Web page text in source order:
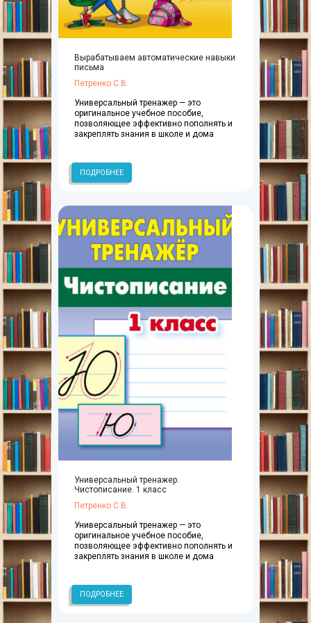
Вырабатываем автоматические навыки
письма
Петренко С.В.
Универсальный тренажер — это
оригинальное учебное пособие,
позволяющее эффективно пополнять и
закреплять знания в школе и дома
ПОДРОБНЕЕ
Универсальный тренажер.
Чистописание. 1 класс
Петренко С.В.
Универсальный тренажер — это
оригинальное учебное пособие,
позволяющее эффективно пополнять и
закреплять знания в школе и дома
ПОДРОБНЕЕ